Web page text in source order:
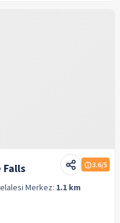
3.6/5
Merkez: 1.1 km